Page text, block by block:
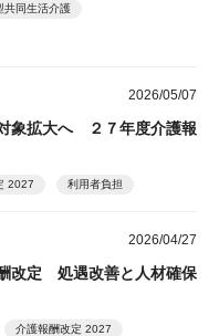
共同生活介護
2026/05/07
象拡大へ ２７年度介護報
2027 利用者負担
2026/04/27
改定 処遇改善と人材確保
介護報酬改定 2027